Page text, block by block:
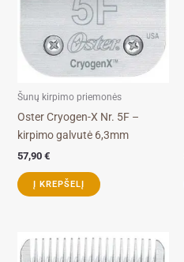
Šunų kirpimo priemonės
Oster Cryogen-X Nr. 5F –
kirpimo galvutė 6,3mm
57,90 €
Į KREPŠELĮ